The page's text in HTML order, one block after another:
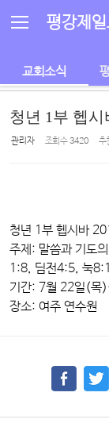
평강제일
교회소식
청년 1부 헵시
관리자 조회 수3420 추
청년 1부 헵시바
주제: 말씀과 기도
1:8, 딤전4:5, 눅
기간: 7월 22일(
장소: 여주 연수원